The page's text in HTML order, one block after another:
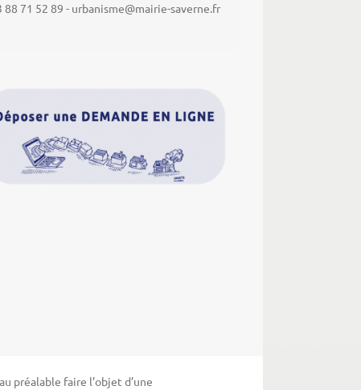
88 71 52 89 - urbanisme@mairie-saverne.fr
préalable faire l’objet d’une